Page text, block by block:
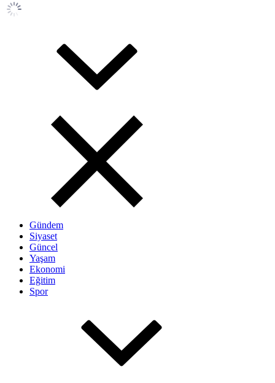
Gündem
Siyaset
Güncel
Yaşam
Ekonomi
Eğitim
Spor